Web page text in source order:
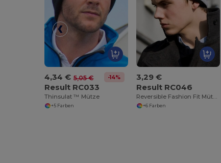
4,34 € 5,05 € -14%
Result RC033
Thinsulat ™ Mütze
+5 Farben
3,29 €
Result RC046
Reversible Fashion Fit Mütze
+6 Farben